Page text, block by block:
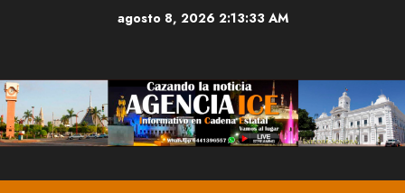
agosto 8, 2026 2:13:34 AM